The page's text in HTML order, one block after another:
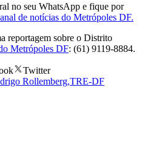
no seu WhatsApp e fique por
de notícias do Metrópoles DF.
reportagem sobre o Distrito
Metrópoles DF: (61) 9119-8884.
Twitter
Rollemberg,TRE-DF